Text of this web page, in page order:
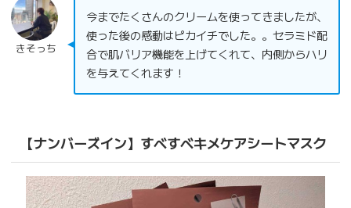
きそっち
今までたくさんのクリームを使ってきましたが、
使った後の感動はピカイチでした。。セラミド配
合で肌バリア機能を上げてくれて、内側からハリ
を与えてくれます！
【ナンバーズイン】すべすべキメケアシートマスク